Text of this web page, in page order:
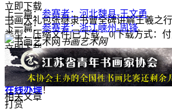
立即下载
书画大礼包张继隶书曹全碑讲解王羲之
类型：压缩文件|已下载：0|下载方式：
立即下载
广告 各位艺友,全国性书画比赛剩余证书
信:shuhuayishu 江苏省青年书画家协会招
在线办理！
打赏
上一篇：参赛者：河北魏县-王文勇
下一篇：参赛者：浙江嵊州-周锋
书画艺术网
相关文章